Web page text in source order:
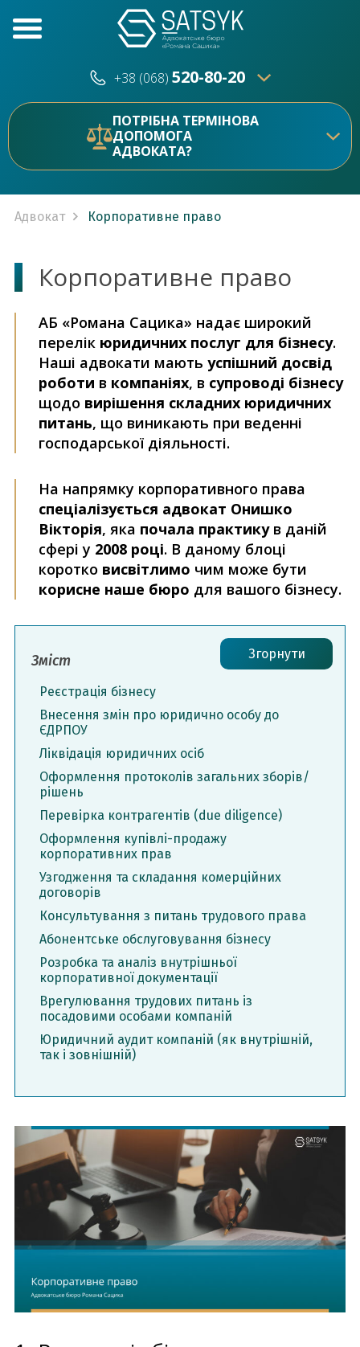
+38 (068) 520-80-20
520-80-20
ПОТРІБНА ТЕРМІНОВА
ДОПОМОГА
АДВОКАТА?
Адвокат Корпоративне право
Корпоративне право
АБ «Романа Сацика» надає широкий
перелік юридичних послуг для бізнесу.
Наші адвокати мають успішний досвід
роботи в компаніях, в супроводі бізнесу
щодо вирішення складних юридичних
питань, що виникають при веденні
господарської діяльності.
На напрямку корпоративного права
спеціалізується адвокат Онишко
Вікторія, яка почала практикув даній
сфері у 2008 році. В даному блоці
коротко висвітлимо чим може бути
корисне наше бюро для вашого бізнесу.
Зміст Згорнути
Реєстрація бізнесу
Внесення змін про юридично особу до
ЄДРПОУ
Ліквідація юридичних осіб
Оформлення протоколів загальних зборів/
рішень
Перевірка контрагентів (due diligence)
Оформлення купівлі-продажу
корпоративних прав
Узгодження та складання комерційних
договорів
Консультування з питань трудового права
Абонентське обслуговування бізнесу
Розробка та аналіз внутрішньої
корпоративної документації
Врегулювання трудових питань із
посадовими особами компаній
Юридичний аудит компаній (як внутрішній,
так і зовнішній)